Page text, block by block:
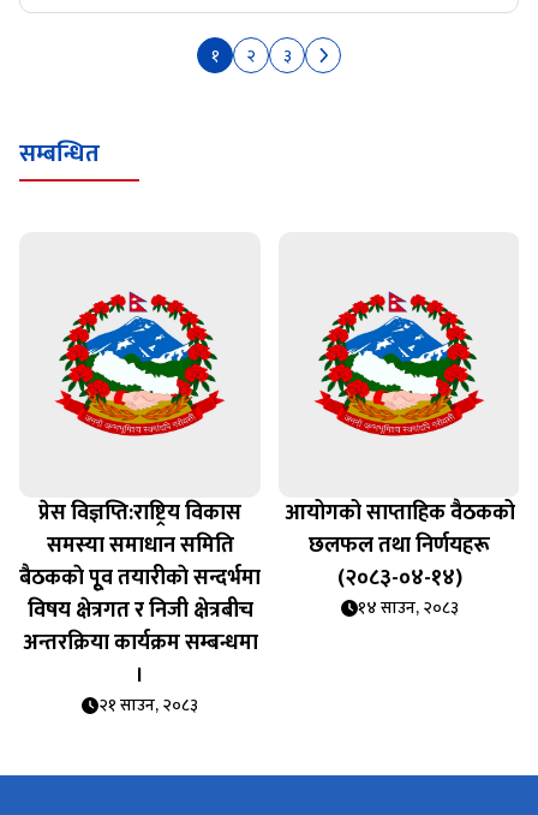
१ २ ३
सम्बन्धित
प्रेस विज्ञप्ति:राष्ट्रिय विकास
समस्या समाधान समिति
बैठककाे पूृव तयारीकाे सन्दर्भमा
विषय क्षेत्रगत र निजी क्षेत्रबीच
अन्तरक्रिया कार्यक्रम सम्बन्धमा
।
२१ साउन, २०८३
आयोगको साप्ताहिक वैठकको
छलफल तथा निर्णयहरू
(२०८३-०४-१४)
१४ साउन, २०८३